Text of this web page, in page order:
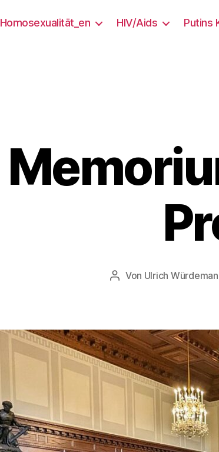
Homosexualität_en HIV/Aids Putins
Beitragsautor
Von Ulrich